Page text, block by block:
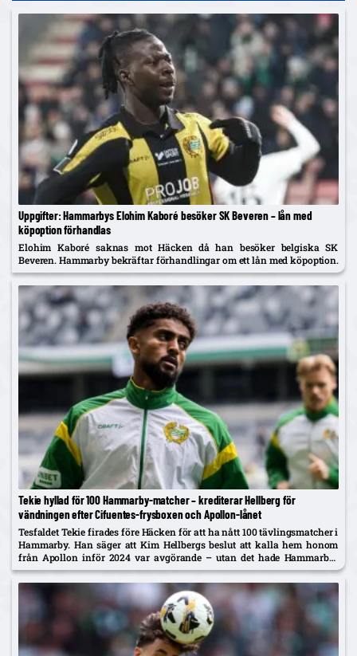
Uppgifter: Hammarbys Elohim Kaboré besöker SK Beveren – lån med
köpoption förhandlas
Elohim Kaboré saknas mot Häcken då han besöker belgiska SK
Beveren. Hammarby bekräftar förhandlingar om ett lån med köpoption.
Tekie hyllad för 100 Hammarby-matcher – krediterar Hellberg för
vändningen efter Cifuentes-frysboxen och Apollon-lånet
Tesfaldet Tekie firades före Häcken för att ha nått 100 tävlingsmatcher i
Hammarby. Han säger att Kim Hellbergs beslut att kalla hem honom
från Apollon inför 2024 var avgörande – utan det hade Hammarby-
tiden blivit kortare.